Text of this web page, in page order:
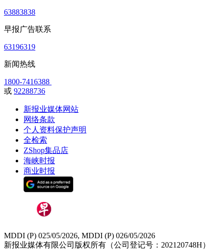
63883838
早报广告联系
63196319
新闻热线
1800-7416388
或 92288736
新报业媒体网站
网络条款
个人资料保护声明
全检索
ZShop集品店
海峡时报
商业时报
MDDI (P) 025/05/2026, MDDI (P) 026/05/2026
新报业媒体有限公司版权所有（公司登记号：202120748H）